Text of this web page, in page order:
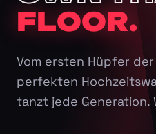
FLOOR.
Vom ersten Hüpfer
perfekten
tanzt jede Generation.